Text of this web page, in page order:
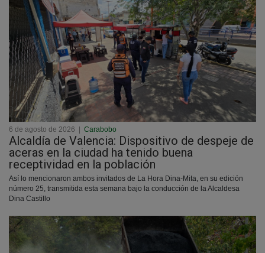
6 de agosto de 2026 | Carabobo
Alcaldía de Valencia: Dispositivo de despeje de
aceras en la ciudad ha tenido buena
receptividad en la población
Así lo mencionaron ambos invitados de La Hora Dina-Mita, en su edición
número 25, transmitida esta semana bajo la conducción de la Alcaldesa
Dina Castillo